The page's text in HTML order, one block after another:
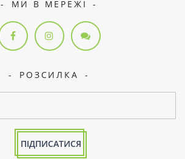
МИ В МЕРЕЖІ
РОЗСИЛКА
ПІДПИСАТИСЯ